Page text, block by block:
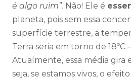
é algo ruim”. Não! Ele é
planeta, pois sem essa
superfície terrestre, a
Terra seria em torno de 18ºC
Atualmente, essa média gira
seja, se estamos vivos, o